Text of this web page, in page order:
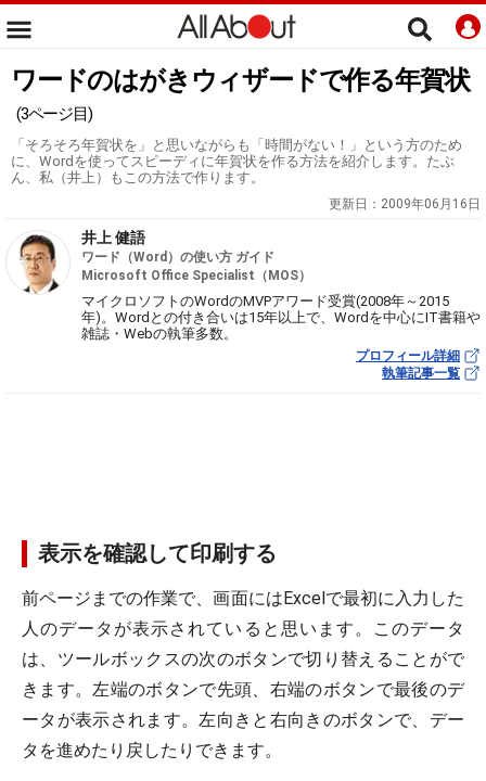
ワードのはがきウィザードで作る年賀状
(3ページ目)
「そろそろ年賀状を」と思いながらも「時間がない！」という方のため
に、Wordを使ってスピーディに年賀状を作る方法を紹介します。たぶ
ん、私（井上）もこの方法で作ります。
更新日： 2009年06月16日
井上 健語
ワード（Word）の使い方 ガイド
Microsoft Office Specialist（MOS）
マイクロソフトのWordのMVPアワード受賞(2008年～2015
年)。Wordとの付き合いは15年以上で、Wordを中心にIT書籍や
雑誌・Webの執筆多数。
プロフィール詳細
執筆記事一覧
表示を確認して印刷する
前ページまでの作業で、画面にはExcelで最初に入力した
人のデータが表示されていると思います。このデータ
は、ツールボックスの次のボタンで切り替えることがで
きます。左端のボタンで先頭、右端のボタンで最後のデ
ータが表示されます。左向きと右向きのボタンで、デー
タを進めたり戻したりできます。